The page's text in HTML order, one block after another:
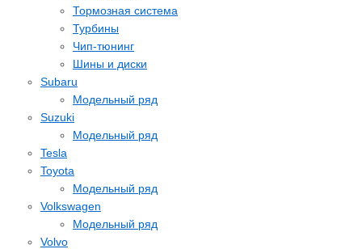
Тормозная система
Турбины
Чип-тюнинг
Шины и диски
Subaru
Модельный ряд
Suzuki
Модельный ряд
Tesla
Toyota
Модельный ряд
Volkswagen
Модельный ряд
Volvo